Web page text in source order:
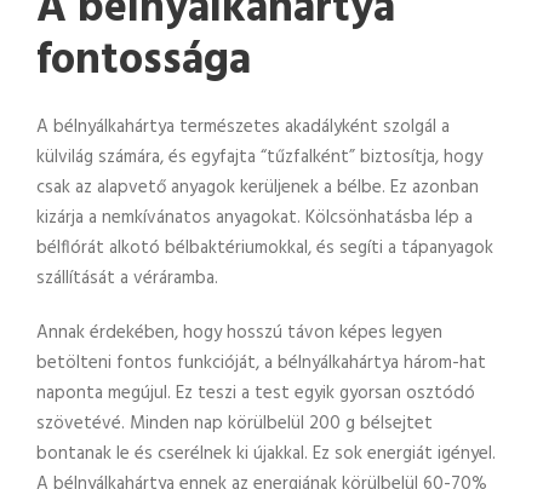
fontossága
A bélnyálkahártya természetes akadályként szolgál a
külvilág számára, és egyfajta “tűzfalként” biztosítja, hogy
csak az alapvető anyagok kerüljenek a bélbe. Ez azonban
kizárja a nemkívánatos anyagokat. Kölcsönhatásba lép a
bélflórát alkotó bélbaktériumokkal, és segíti a tápanyagok
szállítását a véráramba.
Annak érdekében, hogy hosszú távon képes legyen
betölteni fontos funkcióját, a bélnyálkahártya három-hat
naponta megújul. Ez teszi a test egyik gyorsan osztódó
szövetévé. Minden nap körülbelül 200 g bélsejtet
bontanak le és cserélnek ki újakkal. Ez sok energiát igényel.